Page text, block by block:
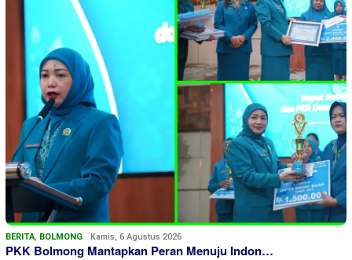
BERITA, BOLMONG Kamis, 6 Agustus 2026
PKK Bolmong Mantapkan Peran Menuju Indon…